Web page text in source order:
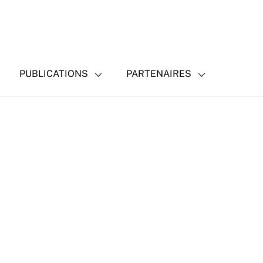
PUBLICATIONS PARTENAIRES